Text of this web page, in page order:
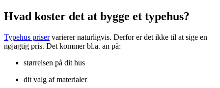
Hvad koster det at bygge et typehus?
Typehus priservarierer naturligvis. Derfor er det ikke til at sige en
nøjagtig pris. Det kommer bl.a. an på:
størrelsen på dit hus
dit valg af materialer